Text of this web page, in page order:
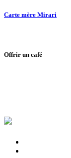
Carte mère Mirari
Offrir un café